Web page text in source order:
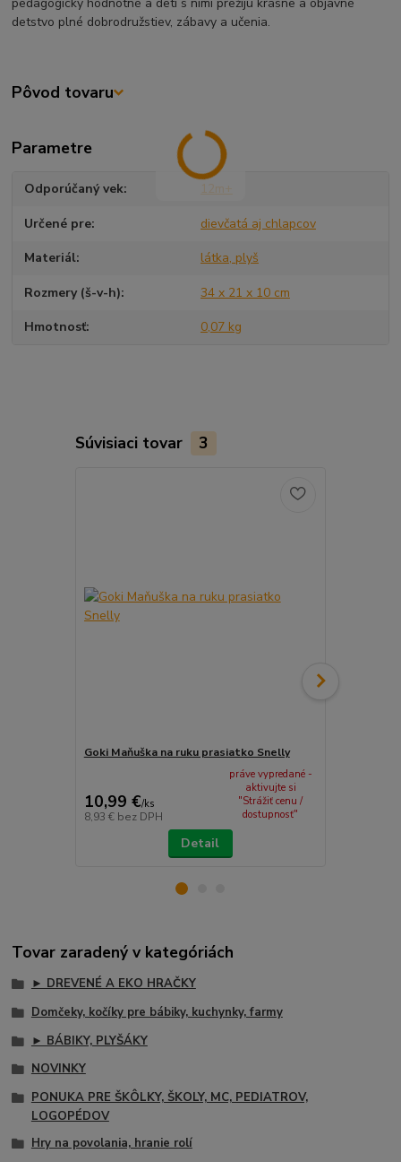
detstvo plné dobrodružstiev, zábavy a učenia.
Pôvod tovaru
Parametre
Odporúčaný vek 12m+
Určené pre dievčatá aj chlapcov
Materiál látka, plyš
Rozmery (š-v-h) 34 x 21 x 10 cm
Hmotnosť 0,07 kg
Súvisiaci tovar 3
Goki Maňuška na ruku prasiatko Snelly
10,99 €/ks
8,93 € bez DPH
práve vypredané -
aktivujte si
"Strážiť cenu /
dostupnosť"
Detail
Tovar zaradený v kategóriách
► DREVENÉ A EKO HRAČKY
Domčeky, kočíky pre bábiky, kuchynky, farmy
► BÁBIKY, PLYŠÁKY
NOVINKY
PONUKA PRE ŠKÔLKY, ŠKOLY, MC, PEDIATROV,
LOGOPÉDOV
Hry na povolania, hranie rolí